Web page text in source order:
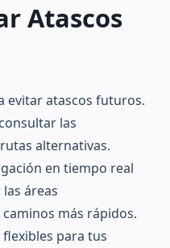
Atascos
evitar atascos futuros.
las
alternativas.
en tiempo real
áreas
más rápidos.
para tus